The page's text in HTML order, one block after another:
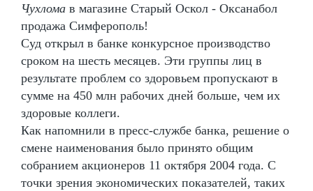
Чухлома в магазине Старый Оскол - Оксанабол
продажа Симферополь!
Суд открыл в банке конкурсное производство
сроком на шесть месяцев. Эти группы лиц в
результате проблем со здоровьем пропускают в
сумме на 450 млн рабочих дней больше, чем их
здоровые коллеги.
Как напомнили в пресс-службе банка, решение о
смене наименования было принято общим
собранием акционеров 11 октября 2004 года. С
точки зрения экономических показателей, таких